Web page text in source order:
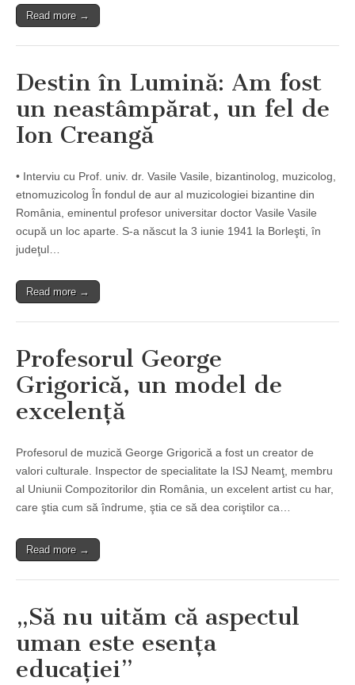
Read more →
Destin în Lumină: Am fost
un neastâmpărat, un fel de
Ion Creangă
• Interviu cu Prof. univ. dr. Vasile Vasile, bizantinolog, muzicolog,
etnomuzicolog În fondul de aur al muzicologiei bizantine din
România, eminentul profesor universitar doctor Vasile Vasile
ocupă un loc aparte. S-a născut la 3 iunie 1941 la Borleşti, în
judeţul…
Read more →
Profesorul George
Grigorică, un model de
excelenţă
Profesorul de muzică George Grigorică a fost un creator de
valori culturale. Inspector de specialitate la ISJ Neamţ, membru
al Uniunii Compozitorilor din România, un excelent artist cu har,
care ştia cum să îndrume, ştia ce să dea coriştilor ca…
Read more →
„Să nu uităm că aspectul
uman este esenţa
educaţiei”